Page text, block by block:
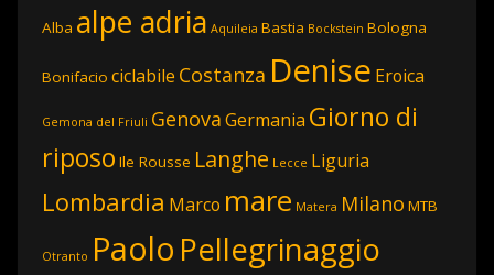
Alba alpe adria Aquileia Bastia Bockstein Bologna
Bonifacio ciclabile Costanza Denise Eroica
Gemona del Friuli GenovaGermania Giorno di
riposo Ile Rousse Langhe Lecce Liguria
Lombardia Marco mare Matera Milano MTB
Otranto Paolo Pellegrinaggio